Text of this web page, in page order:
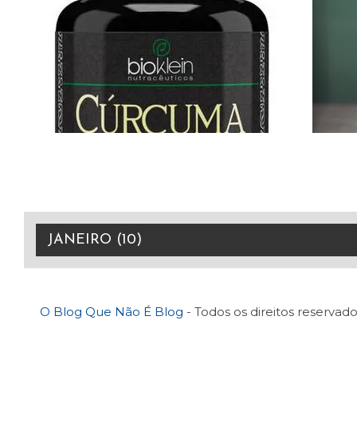
O Blog Que Não É Blog - Todos os direitos